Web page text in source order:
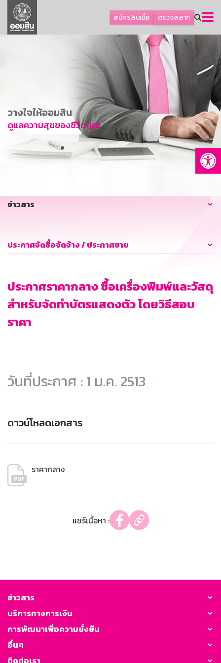
สมัครสินเชื่อ ตรวจสลาก
ลูกค้าธุรกิจ
ลูกค้าผู้ประกอบรายย่อย
การพัฒนาที่ยั่งยืน
ข่าวสาร
บริการทางการเงิน
อื่นๆ
วางใจให้ออมสิน
ดูแลความสุขของชีวิตคุณ
ข่าวสาร
ประกาศจัดซื้อจัดจ้าง / ประกาศขาย
ประกาศราคากลาง ซื้อเครื่องพิมพ์และวัสดุ
สำหรับจัดทำบัตรแสดงตัว โดยวิธีสอบ
ราคา
วันที่ประกาศ : 1 ม.ค. 2513
ดาวน์โหลดเอกสาร
ราคากลาง
แชร์เนื้อหา :
ข่าวสาร
บริการทางการเงิน
การพัฒนาเพื่อความยั่งยืน
อื่นๆ